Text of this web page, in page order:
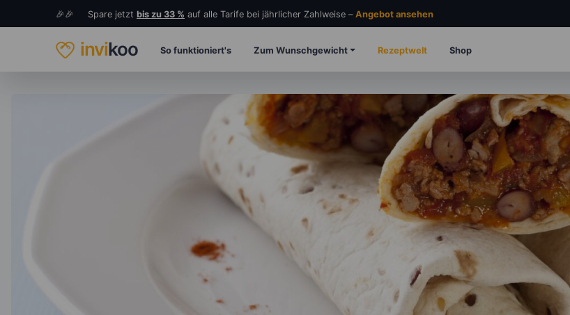
🎉🎉 Spare jetzt bis zu 33 % auf alle Tarife bei jährlicher Zahlweise – Angebot ansehen
invikoo So funktioniert's Zum Wunschgewicht Rezeptwelt Shop